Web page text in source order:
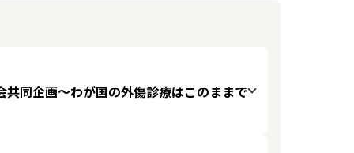
同企画〜わが国の外傷診療はこのままで